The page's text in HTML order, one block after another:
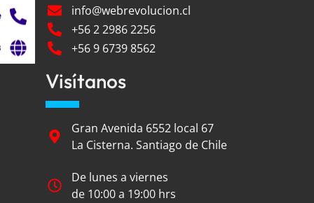
info@webrevolucion.cl
+56 2 2986 2256
+56 9 6739 8562
Visítanos
Gran Avenida 6552 local 67
La Cisterna. Santiago de Chile
De lunes a viernes
de 10:00 a 19:00 hrs